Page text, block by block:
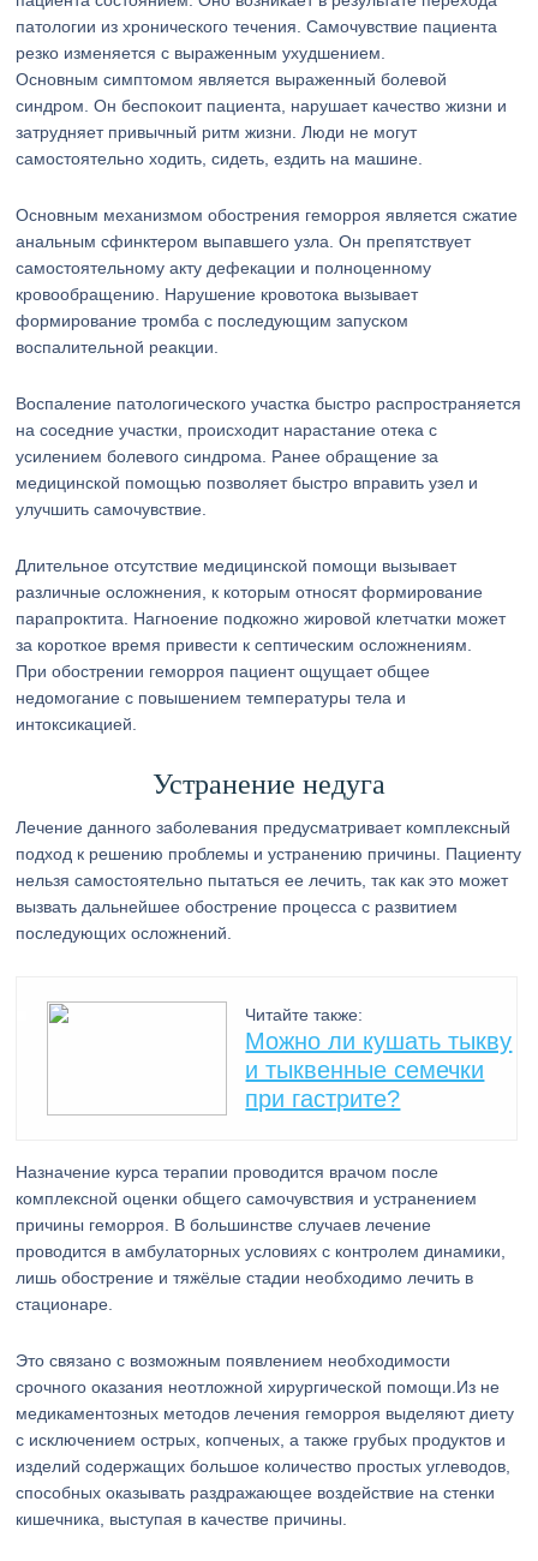
патологии из хронического течения. Самочувствие пациента
резко изменяется с выраженным ухудшением.
Основным симптомом является выраженный болевой
синдром. Он беспокоит пациента, нарушает качество жизни и
затрудняет привычный ритм жизни. Люди не могут
самостоятельно ходить, сидеть, ездить на машине.
Основным механизмом обострения геморроя является сжатие
анальным сфинктером выпавшего узла. Он препятствует
самостоятельному акту дефекации и полноценному
кровообращению. Нарушение кровотока вызывает
формирование тромба с последующим запуском
воспалительной реакции.
Воспаление патологического участка быстро распространяется
на соседние участки, происходит нарастание отека с
усилением болевого синдрома. Ранее обращение за
медицинской помощью позволяет быстро вправить узел и
улучшить самочувствие.
Длительное отсутствие медицинской помощи вызывает
различные осложнения, к которым относят формирование
парапроктита. Нагноение подкожно жировой клетчатки может
за короткое время привести к септическим осложнениям.
При обострении геморроя пациент ощущает общее
недомогание с повышением температуры тела и
интоксикацией.
Устранение недуга
Лечение данного заболевания предусматривает комплексный
подход к решению проблемы и устранению причины. Пациенту
нельзя самостоятельно пытаться ее лечить, так как это может
вызвать дальнейшее обострение процесса с развитием
последующих осложнений.
Читайте также:
Можно ли кушать тыкву
и тыквенные семечки
при гастрите?
Назначение курса терапии проводится врачом после
комплексной оценки общего самочувствия и устранением
причины геморроя. В большинстве случаев лечение
проводится в амбулаторных условиях с контролем динамики,
лишь обострение и тяжёлые стадии необходимо лечить в
стационаре.
Это связано с возможным появлением необходимости
срочного оказания неотложной хирургической помощи.Из не
медикаментозных методов лечения геморроя выделяют диету
с исключением острых, копченых, а также грубых продуктов и
изделий содержащих большое количество простых углеводов,
способных оказывать раздражающее воздействие на стенки
кишечника, выступая в качестве причины.